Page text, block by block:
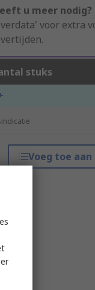
u meer nodig?
voor extra
stuks
Voeg toe